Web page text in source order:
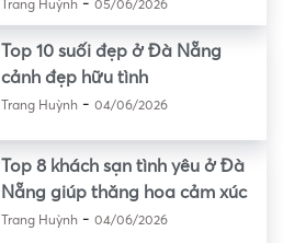
Trang Huỳnh 05/06/2026
Top 10 suối đẹp ở Đà Nẵng
cảnh đẹp hữu tình
Trang Huỳnh- 04/06/2026
Top 8 khách sạn tình yêu ở Đà
Nẵng giúp thăng hoa cảm xúc
Trang Huỳnh- 04/06/2026